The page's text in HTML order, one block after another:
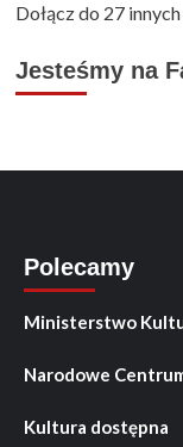
Dołącz do 27
Jesteśmy na
Polecamy
Ministerstwo
Narodowe
Kultura dostępna